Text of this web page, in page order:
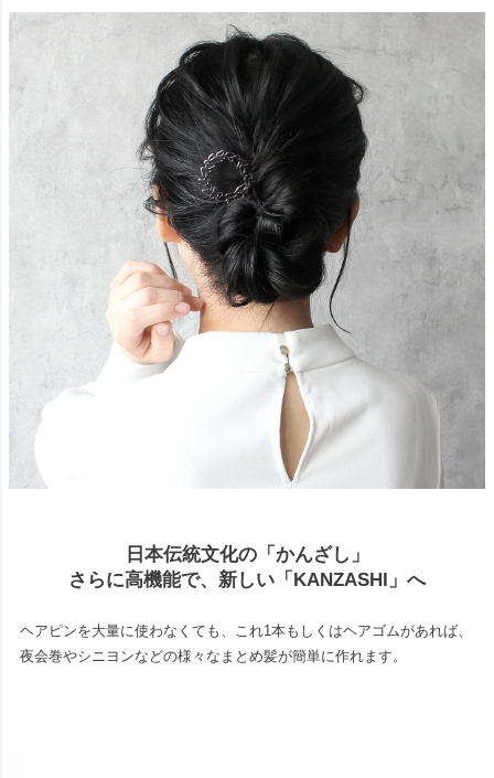
日本伝統文化の「かんざし」
さらに高機能で、新しい「KANZASHI」へ
ヘアピンを大量に使わなくても、これ1本もしくはヘアゴムがあれば、
夜会巻やシニヨンなどの様々なまとめ髪が簡単に作れます。